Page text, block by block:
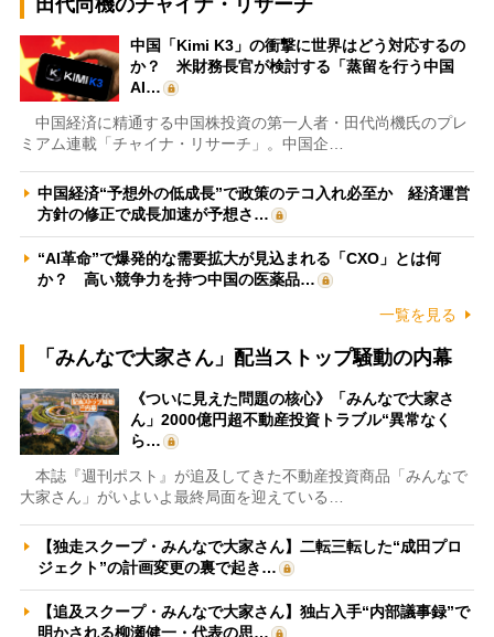
中国「Kimi K3」の衝撃に世界はどう対応するの
か？ 米財務長官が検討する「蒸留を行う中国
AI…
中国経済に精通する中国株投資の第一人者・田代尚機氏のプレ
ミアム連載「チャイナ・リサーチ」。中国企…
中国経済“予想外の低成長”で政策のテコ入れ必至か 経済運営
方針の修正で成長加速が予想さ…
“AI革命”で爆発的な需要拡大が見込まれる「CXO」とは何
か？ 高い競争力を持つ中国の医薬品…
一覧を見る
「みんなで大家さん」配当ストップ騒動の内幕
《ついに見えた問題の核心》「みんなで大家さ
ん」2000億円超不動産投資トラブル“異常なく
ら…
本誌『週刊ポスト』が追及してきた不動産投資商品「みんなで
大家さん」がいよいよ最終局面を迎えている…
【独走スクープ・みんなで大家さん】二転三転した“成田プロ
ジェクト”の計画変更の裏で起き…
【追及スクープ・みんなで大家さん】独占入手“内部議事録”で
明かされる柳瀬健一・代表の思…